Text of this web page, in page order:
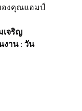
องคุณแอมป์
เจริญ
งาน : วัน